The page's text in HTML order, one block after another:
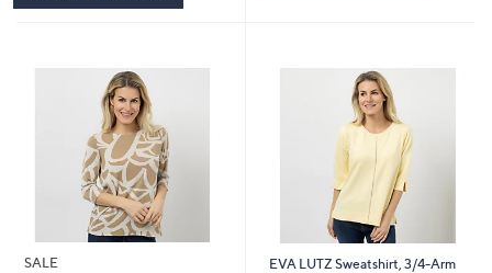
SALE
EVA LUTZ Sweatshirt, 3/4-Arm